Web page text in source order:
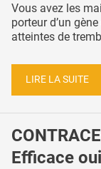
Vous avez les
porteur d’un
atteintes de
LIRE LA SUITE
Efficace